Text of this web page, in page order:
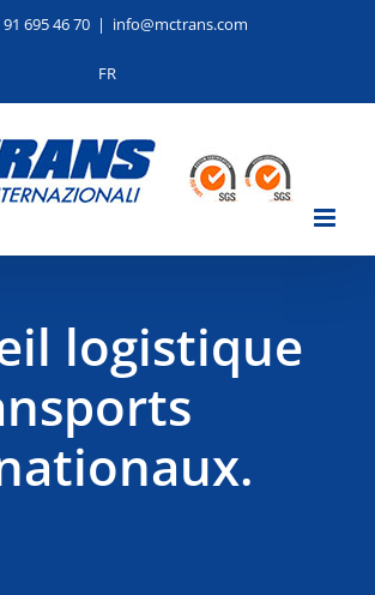
695 46 70 | info@mctrans.com
FR
logistique